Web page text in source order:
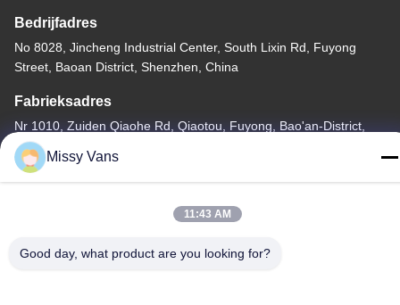
Bedrijfadres
No 8028, Jincheng Industrial Center, South Lixin Rd, Fuyong
Street, Baoan District, Shenzhen, China
Fabrieksadres
Nr 1010, Zuiden Qiaohe Rd, Qiaotou, Fuyong, Bao'an-District,
Shenzhen, de VRC
Telefoon
Missy Vans
11:43 AM
Good day, what product are you looking for?